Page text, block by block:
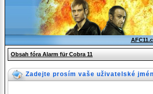
Obsah fóra Alarm für Cobra 11
Zadejte prosím vaše uživatelské